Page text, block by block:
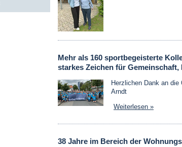
Mehr als 160 sportbegeisterte
starkes Zeichen für
Herzlichen Dank an
Arndt
Weiterlesen »
38 Jahre im Bereich der